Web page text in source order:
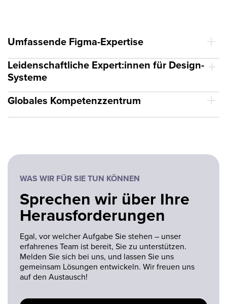
Umfassende Figma-Expertise
Leidenschaftliche Expert:innen für Design-
Systeme
Globales Kompetenzzentrum
WAS WIR FÜR SIE TUN KÖNNEN
Sprechen wir über Ihre
Herausforderungen
Egal, vor welcher Aufgabe Sie stehen – unser
erfahrenes Team ist bereit, Sie zu unterstützen.
Melden Sie sich bei uns, und lassen Sie uns
gemeinsam Lösungen entwickeln. Wir freuen uns
auf den Austausch!